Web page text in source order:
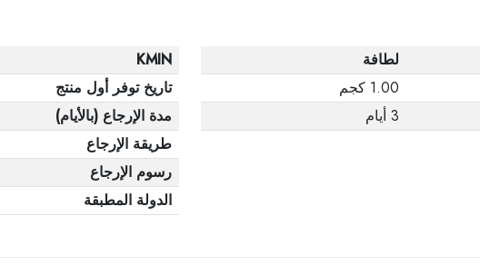
لطافة
1.00 كجم
3 أيام
KMIN
تاريخ توفر أول منتج
مدة الإرجاع (بالأيام)
طريقة الإرجاع
رسوم الإرجاع
الدولة المطبقة